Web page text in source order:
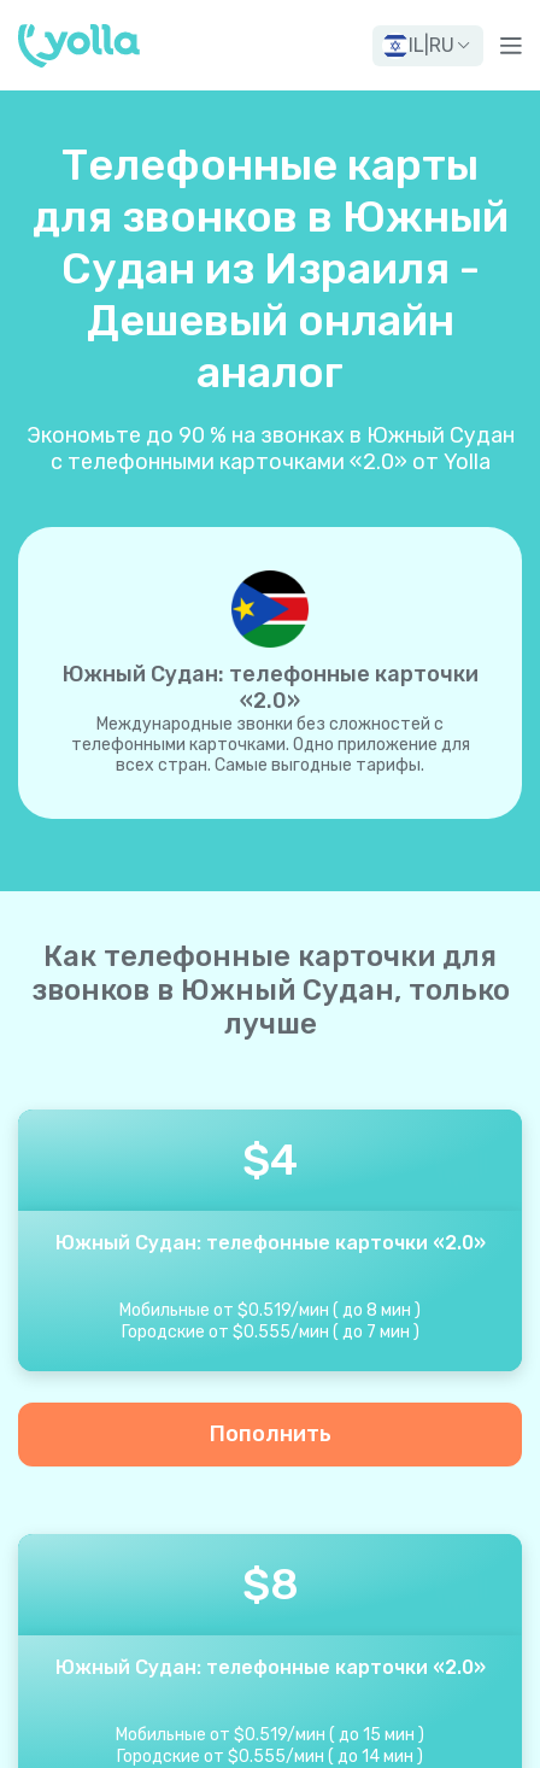
IL RU
Телефонные карты
для звонков в Южный
Судан из Израиля -
Дешевый онлайн
аналог
Экономьте до 90 % на звонках в Южный Судан
с телефонными карточками «2.0» от Yolla
Южный Судан: телефонные карточки
«2.0»
Международные звонки без сложностей с
телефонными карточками. Одно приложение для
всех стран. Самые выгодные тарифы.
Как телефонные карточки для
звонков в Южный Судан, только
лучше
$4
Южный Судан: телефонные карточки «2.0»
Мобильные от $0.519/мин ( до 8 мин )
Городские от $0.555/мин ( до 7 мин )
Пополнить
$8
Южный Судан: телефонные карточки «2.0»
Мобильные от $0.519/мин ( до 15 мин )
Городские от $0.555/мин ( до 14мин )